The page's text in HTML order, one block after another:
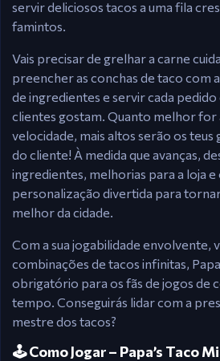
servir deliciosos tacos a uma fila
famintos.
Vais precisar de grelhar a carne
preencher as conchas de taco com
de ingredientes e servir cada
clientes gostam. Quanto melhor for
velocidade, mais altos serão os teus
do cliente! À medida que avanças,
ingredientes, melhorias para a loja e
personalização divertida para tornar
melhor da cidade.
Com a sua jogabilidade envolvente,
combinações de tacos infinitas,
obrigatório para os fãs de jogos de
tempo. Conseguirás lidar com a
mestre dos tacos?
🕹️ Como Jogar – Papa’s Taco